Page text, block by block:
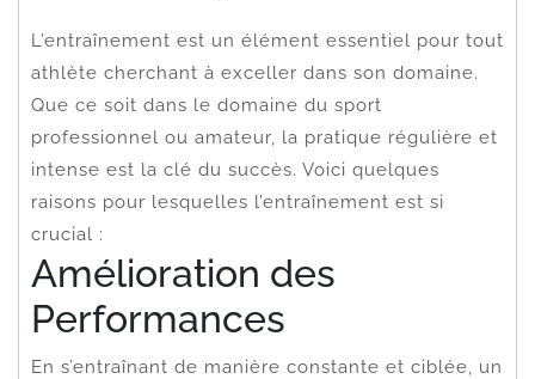
L’entraînement est un élément essentiel pour tout
athlète cherchant à exceller dans son domaine.
Que ce soit dans le domaine du sport
professionnel ou amateur, la pratique régulière et
intense est la clé du succès. Voici quelques
raisons pour lesquelles l’entraînement est si
crucial :
Amélioration des
Performances
En s’entraînant de manière constante et ciblée, un